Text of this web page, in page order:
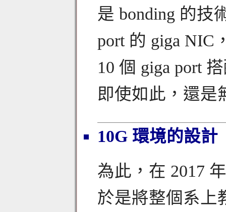
是 bonding 的技
port 的 giga NIC
10 個 giga port
即使如此，還是
10G 環境的設計
為此，在 2017
於是將整個系上